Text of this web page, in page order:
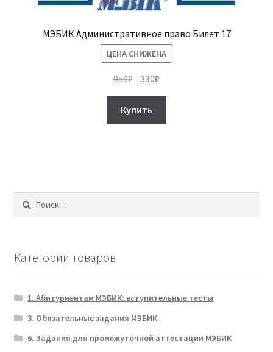
МЭБИК Административное право Билет 17
ЦЕНА СНИЖЕНА
950₽ Первоначальная
цена
составляла
950₽.
330₽
цена:
Купить
Найти:
Категории товаров
1. Абитуриентам МЭБИК: вступительные тесты
3. Обязательные задания МЭБИК
6. Задания для промежуточной аттестации МЭБИК